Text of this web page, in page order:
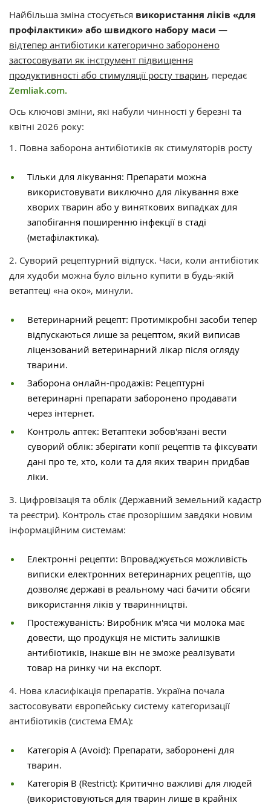
Найбільша зміна стосується використання ліків «для
профілактики» або швидкого набору маси —
відтепер антибіотики категорично заборонено
застосовувати як інструмент підвищення
продуктивності або стимуляції росту тварин, передає
Zemliak.com.
Ось ключові зміни, які набули чинності у березні та
квітні 2026 року:
1. Повна заборона антибіотиків як стимуляторів росту
Тільки для лікування: Препарати можна
використовувати виключно для лікування вже
хворих тварин або у виняткових випадках для
запобігання поширенню інфекції в стаді
(метафілактика).
2. Суворий рецептурний відпуск. Часи, коли антибіотик
для худоби можна було вільно купити в будь-якій
ветаптеці «на око», минули.
Ветеринарний рецепт: Протимікробні засоби тепер
відпускаються лише за рецептом, який виписав
ліцензований ветеринарний лікар після огляду
тварини.
Заборона онлайн-продажів: Рецептурні
ветеринарні препарати заборонено продавати
через інтернет.
Контроль аптек: Ветаптеки зобов'язані вести
суворий облік: зберігати копії рецептів та фіксувати
дані про те, хто, коли та для яких тварин придбав
ліки.
3. Цифровізація та облік (Державний земельний кадастр
та реєстри). Контроль стає прозорішим завдяки новим
інформаційним системам:
Електронні рецепти: Впроваджується можливість
виписки електронних ветеринарних рецептів, що
дозволяє державі в реальному часі бачити обсяги
використання ліків у тваринництві.
Простежуваність: Виробник м'яса чи молока має
довести, що продукція не містить залишків
антибіотиків, інакше він не зможе реалізувати
товар на ринку чи на експорт.
4. Нова класифікація препаратів. Україна почала
застосовувати європейську систему категоризації
антибіотиків (система EMA):
Категорія A (Avoid): Препарати, заборонені для
тварин.
Категорія B (Restrict): Критично важливі для людей
(використовуються для тварин лише в крайніх